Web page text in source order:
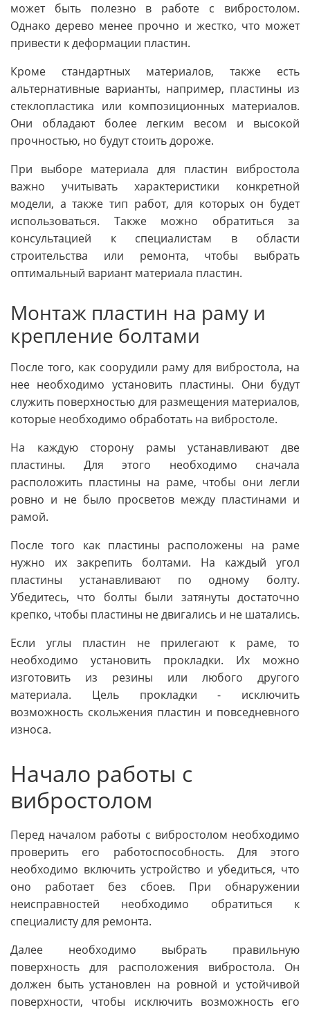
может быть полезно в работе с вибростолом.
Однако дерево менее прочно и жестко, что может
привести к деформации пластин.
Кроме стандартных материалов, также есть
альтернативные варианты, например, пластины из
стеклопластика или композиционных материалов.
Они обладают более легким весом и высокой
прочностью, но будут стоить дороже.
При выборе материала для пластин вибростола
важно учитывать характеристики конкретной
модели, а также тип работ, для которых он будет
использоваться. Также можно обратиться за
консультацией к специалистам в области
строительства или ремонта, чтобы выбрать
оптимальный вариант материала пластин.
Монтаж пластин на раму и
крепление болтами
После того, как соорудили раму для вибростола, на
нее необходимо установить пластины. Они будут
служить поверхностью для размещения материалов,
которые необходимо обработать на вибростоле.
На каждую сторону рамы устанавливают две
пластины. Для этого необходимо сначала
расположить пластины на раме, чтобы они легли
ровно и не было просветов между пластинами и
рамой.
После того как пластины расположены на раме
нужно их закрепить болтами. На каждый угол
пластины устанавливают по одному болту.
Убедитесь, что болты были затянуты достаточно
крепко, чтобы пластины не двигались и не шатались.
Если углы пластин не прилегают к раме, то
необходимо установить прокладки. Их можно
изготовить из резины или любого другого
материала. Цель прокладки - исключить
возможность скольжения пластин и повседневного
износа.
Начало работы с
вибростолом
Перед началом работы с вибростолом необходимо
проверить его работоспособность. Для этого
необходимо включить устройство и убедиться, что
оно работает без сбоев. При обнаружении
неисправностей необходимо обратиться к
специалисту для ремонта.
Далее необходимо выбрать правильную
поверхность для расположения вибростола. Он
должен быть установлен на ровной и устойчивой
поверхности, чтобы исключить возможность его